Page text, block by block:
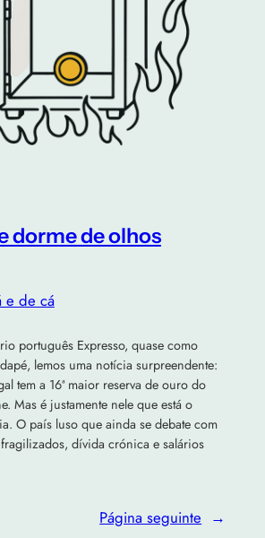
dorme de olhos
e de cá
português Expresso, quase como
lemos uma notícia surpreendente:
tem a 16ª maior reserva de ouro do
Mas é justamente nele que está o
O país luso que ainda se debate com
dívida crónica e salários
Página seguinte →